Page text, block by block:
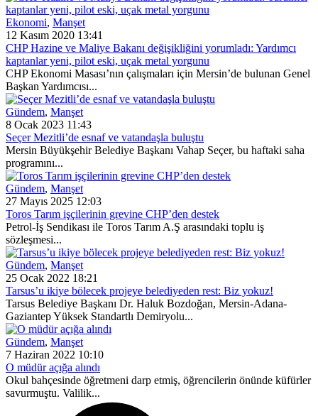
Ekonomi, Manşet
12 Kasım 2020 13:41
CHP Hazine ve Maliye Bakanı değişikliğini yorumladı: Yardımcı
kaptanlar yeni, pilot eski, uçak metal yorgunu
CHP Ekonomi Masası’nın çalışmaları için Mersin’de bulunan Genel
Başkan Yardımcısı...
Gündem, Manşet
8 Ocak 2023 11:43
Seçer Mezitli’de esnaf ve vatandaşla buluştu
Mersin Büyükşehir Belediye Başkanı Vahap Seçer, bu haftaki saha
programını...
Gündem, Manşet
27 Mayıs 2025 12:03
Toros Tarım işçilerinin grevine CHP’den destek
Petrol-İş Sendikası ile Toros Tarım A.Ş arasındaki toplu iş
sözleşmesi...
Gündem, Manşet
25 Ocak 2022 18:21
Tarsus’u ikiye bölecek projeye belediyeden rest: Biz yokuz!
Tarsus Belediye Başkanı Dr. Haluk Bozdoğan, Mersin-Adana-
Gaziantep Yüksek Standartlı Demiryolu...
Gündem, Manşet
7 Haziran 2022 10:10
O müdür açığa alındı
Okul bahçesinde öğretmeni darp etmiş, öğrencilerin önünde küfürler
savurmuştu. Valilik...